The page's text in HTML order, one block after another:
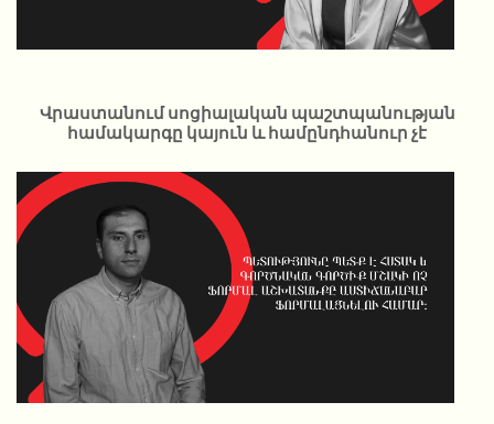
Վրաստանում սոցիալական պաշտպանության
համակարգը կայուն և համընդհանուր չէ